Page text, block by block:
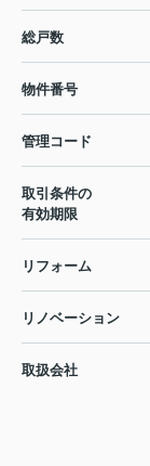
総戸数
物件番号
管理コード
取引条件の
有効期限
リフォーム
リノベーション
取扱会社